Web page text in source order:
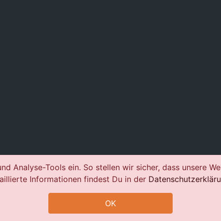
Analyse-Tools ein. So stellen wir sicher, dass unsere
Informationen findest Du in der
OK